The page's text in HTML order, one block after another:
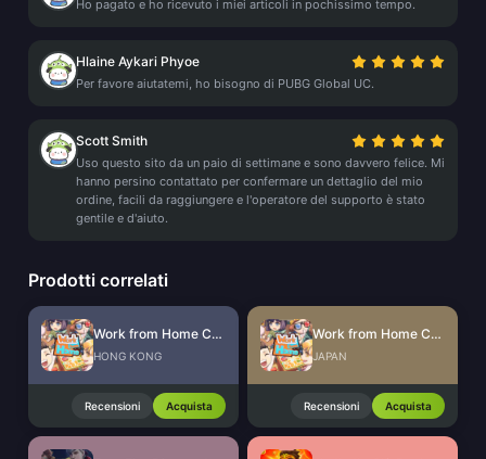
Ho pagato e ho ricevuto i miei articoli in pochissimo tempo.
Hlaine Aykari Phyoe
Per favore aiutatemi, ho bisogno di PUBG Global UC.
Scott Smith
Uso questo sito da un paio di settimane e sono davvero felice. Mi
hanno persino contattato per confermare un dettaglio del mio
ordine, facili da raggiungere e l'operatore del supporto è stato
gentile e d'aiuto.
Prodotti correlati
Work from Home CdKey (HK)
HONG KONG
Recensioni Acquista
Work from Home CdKey (JP)
JAPAN
Recensioni Acquista